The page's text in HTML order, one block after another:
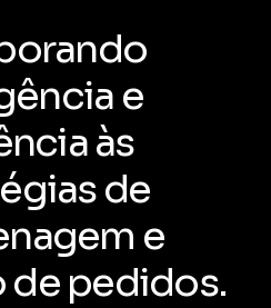
e
às
de
e
de pedidos.